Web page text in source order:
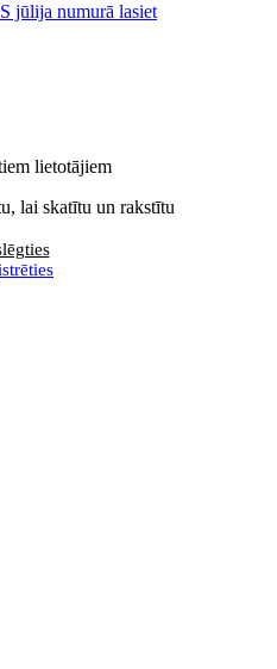
jūlija numurā lasiet
lietotājiem
lai skatītu un rakstītu